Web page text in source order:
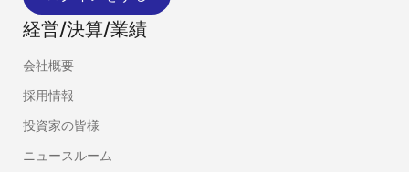
経営/決算/業績
会社概要
採用情報
投資家の皆様
ニュースルーム